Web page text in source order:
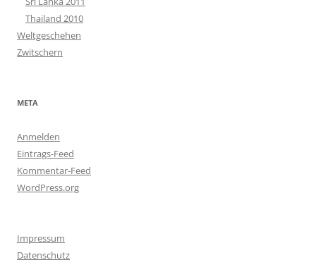
Thailand 2010
Weltgeschehen
Zwitschern
META
Anmelden
Eintrags-Feed
Kommentar-Feed
WordPress.org
Impressum
Datenschutz